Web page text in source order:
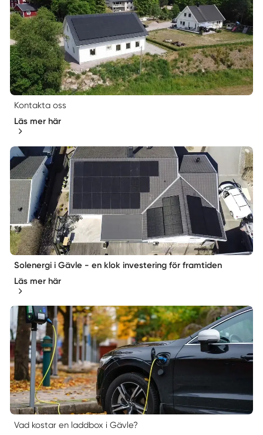
Kontakta oss
Läs mer här
Solenergi i Gävle - en klok investering för framtiden
Läs mer här
Vad kostar en laddbox i Gävle?